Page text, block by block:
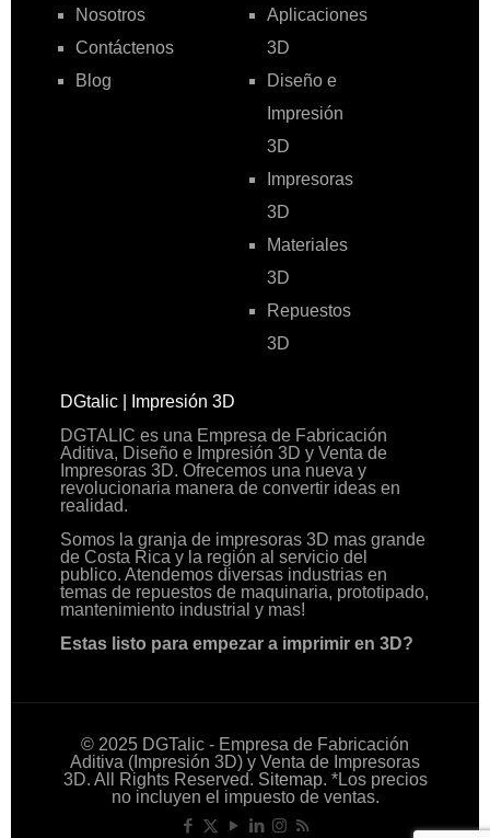
Nosotros
Contáctenos
Blog
Aplicaciones
3D
Diseño e
Impresión
3D
Impresoras
3D
Materiales
3D
Repuestos
3D
DGtalic | Impresión 3D
DGTALIC es una Empresa de Fabricación
Aditiva, Diseño e Impresión 3D y Venta de
Impresoras 3D. Ofrecemos una nueva y
revolucionaria manera de convertir ideas en
realidad.
Somos la granja de impresoras 3D mas grande
de Costa Rica y la región al servicio del
publico. Atendemos diversas industrias en
temas de repuestos de maquinaria, prototipado,
mantenimiento industrial y mas!
Estas listo para empezar a imprimir en 3D?
© 2025 DGTalic - Empresa de Fabricación
Aditiva (Impresión 3D) y Venta de Impresoras
3D. All Rights Reserved. Sitemap. *Los precios
no incluyen el impuesto de ventas.